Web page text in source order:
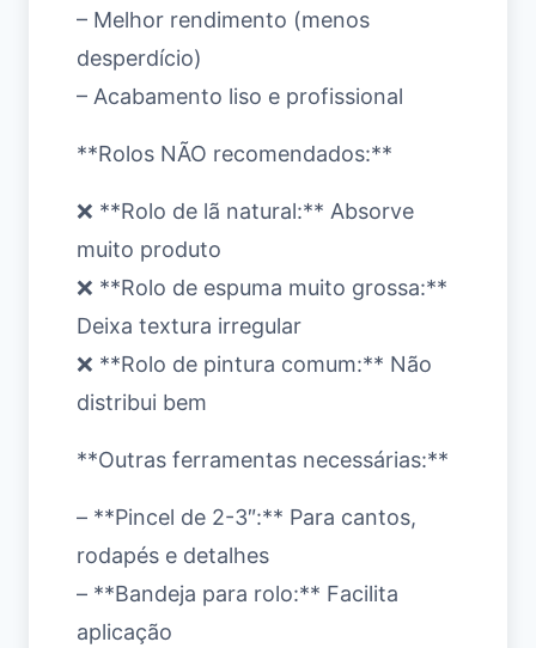
– Melhor rendimento (menos
desperdício)
– Acabamento liso e profissional
**Rolos NÃO recomendados:**
❌ **Rolo de lã natural:** Absorve
muito produto
❌ **Rolo de espuma muito grossa:**
Deixa textura irregular
❌ **Rolo de pintura comum:** Não
distribui bem
**Outras ferramentas necessárias:**
– **Pincel de 2-3″:** Para cantos,
rodapés e detalhes
– **Bandeja para rolo:** Facilita
aplicação